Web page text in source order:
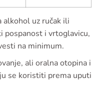
uz ručak ili
pospanost i vrtoglavicu,
na minimum.
ali oralna otopina i
se koristiti prema uputi